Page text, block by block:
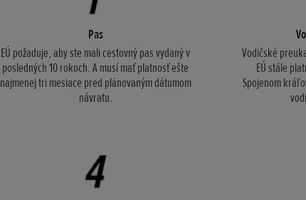
Pas
EÚ požaduje, aby ste mali cestovný pas vydaný v
posledných 10 rokoch. A musí mať platnosť ešte
najmenej tri mesiace pred plánovaným dátumom
návratu.
Vodičské
EÚ stále
Spojenom